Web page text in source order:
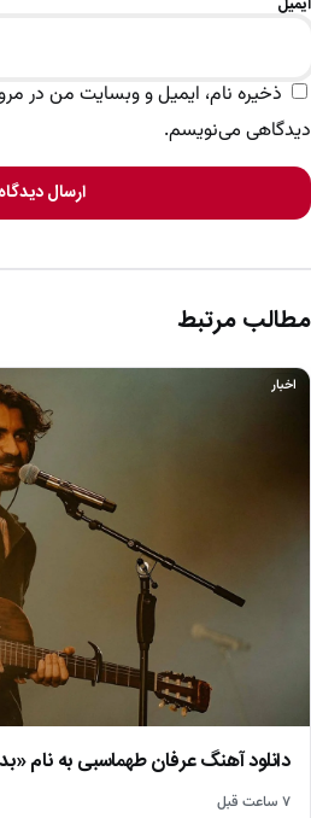
ذخیره نام، ایمیل و وبسایت من در
دیدگاهی می‌نویسم.
ارسال دیدگاه
مطالب مرتبط
اخبار
دانلود آهنگ عرفان طهماسبی به نام
۷ ساعت قبل